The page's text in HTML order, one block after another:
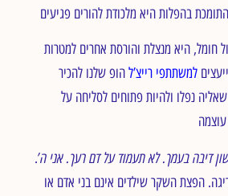
חומל, היא מנצלת והורסת אחרים למטרות
למשתתפי רייצ’להופ שלנו להכיר
נפלו ולהיות פתוחים לסליחה על
דיבה בעמך. לא תעמוד על דם רעך. אני ה’.
הפצת השקר שילדים אינם בני אדם או